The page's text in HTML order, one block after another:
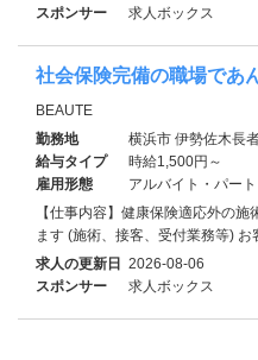
スポンサー
求人ボックス
社会保険完備の職場であ
BEAUTE
勤務地
横浜市 伊勢佐木長
給与タイプ
時給1,500円～
雇用形態
アルバイト・パート
【仕事内容】健康保険適応外の
ます (施術、接客、受付業務等) お
求人の更新日 2026-08-06
スポンサー
求人ボックス